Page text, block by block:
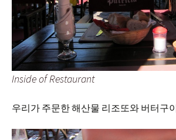
Inside of Restaurant
우리가 주문한 해산물 리조또와 버터구